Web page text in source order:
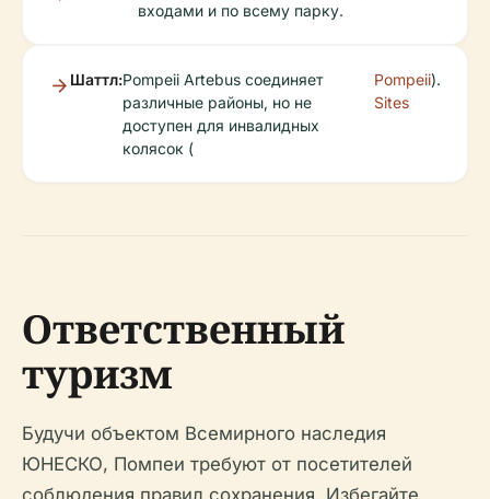
входами и по всему парку.
Шаттл:Pompeii Artebus соединяет
различные районы, но не
доступен для инвалидных
колясок (
Pompeii
Sites
).
Ответственный
туризм
Будучи объектом Всемирного наследия
ЮНЕСКО, Помпеи требуют от посетителей
соблюдения правил сохранения. Избегайте